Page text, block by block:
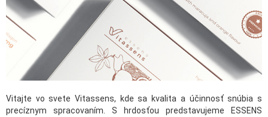
Vitajte vo svete Vitassens, kde sa kvalita a účinnosť snúbia s
precíznym spracovaním. S hrdosťou predstavujeme ESSENS